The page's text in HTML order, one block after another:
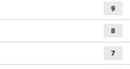
9
8
7